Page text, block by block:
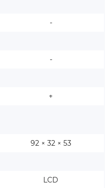
-
-
+
92 × 32 × 53
LCD